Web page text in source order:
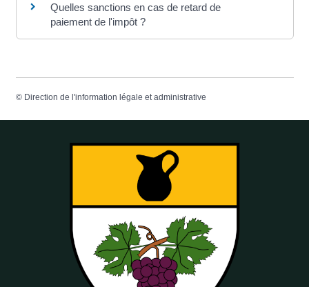
Quelles sanctions en cas de retard de
paiement de l'impôt ?
© Direction de l'information légale et administrative